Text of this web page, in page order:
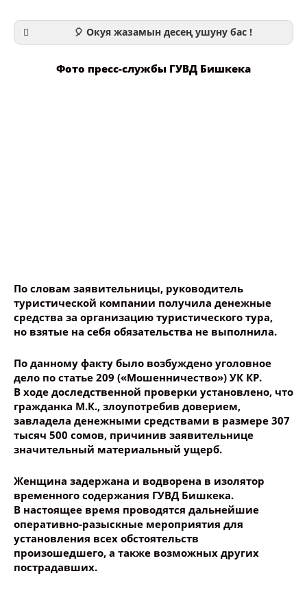
🎈 Окуя жазамын десең ушуну бас !
Фото пресс-службы ГУВД Бишкека
По словам заявительницы, руководитель
туристической компании получила денежные
средства за организацию туристического тура,
но взятые на себя обязательства не выполнила.
По данному факту было возбуждено уголовное
дело по статье 209 («Мошенничество») УК КР.
В ходе доследственной проверки установлено, что
гражданка М.К., злоупотребив доверием,
завладела денежными средствами в размере 307
тысяч 500 сомов, причинив заявительнице
значительный материальный ущерб.
Женщина задержана и водворена в изолятор
временного содержания ГУВД Бишкека.
В настоящее время проводятся дальнейшие
оперативно-разыскные мероприятия для
установления всех обстоятельств
произошедшего, а также возможных других
пострадавших.